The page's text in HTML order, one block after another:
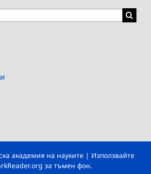
академия на науките | Използвайте
за тъмен фон.